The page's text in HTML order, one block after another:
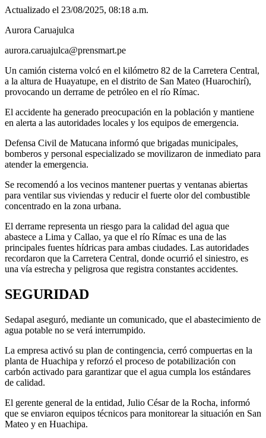
Actualizado el 23/08/2025, 08:18 a.m.
Aurora Caruajulca
aurora.caruajulca@prensmart.pe
Un camión cisterna volcó en el kilómetro 82 de la Carretera Central,
a la altura de Huayatupe, en el distrito de San Mateo (Huarochirí),
provocando un derrame de petróleo en el río Rímac.
El accidente ha generado preocupación en la población y mantiene
en alerta a las autoridades locales y los equipos de emergencia.
Defensa Civil de Matucana informó que brigadas municipales,
bomberos y personal especializado se movilizaron de inmediato para
atender la emergencia.
Se recomendó a los vecinos mantener puertas y ventanas abiertas
para ventilar sus viviendas y reducir el fuerte olor del combustible
concentrado en la zona urbana.
El derrame representa un riesgo para la calidad del agua que
abastece a Lima y Callao, ya que el río Rímac es una de las
principales fuentes hídricas para ambas ciudades. Las autoridades
recordaron que la Carretera Central, donde ocurrió el siniestro, es
una vía estrecha y peligrosa que registra constantes accidentes.
SEGURIDAD
Sedapal aseguró, mediante un comunicado, que el abastecimiento de
agua potable no se verá interrumpido.
La empresa activó su plan de contingencia, cerró compuertas en la
planta de Huachipa y reforzó el proceso de potabilización con
carbón activado para garantizar que el agua cumpla los estándares
de calidad.
El gerente general de la entidad, Julio César de la Rocha, informó
que se enviaron equipos técnicos para monitorear la situación en San
Mateo y en Huachipa.